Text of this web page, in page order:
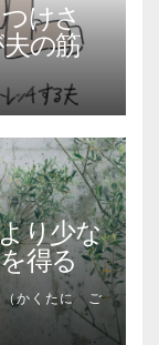
けさ
の筋
プ
り少な
得る
かくたに ご